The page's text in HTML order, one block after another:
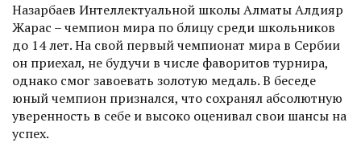
Назарбаев Интеллектуальной школы Алматы Алдияр
Жарас – чемпион мира по блицу среди школьников
до 14 лет. На свой первый чемпионат мира в Сербии
он приехал, не будучи в числе фаворитов турнира,
однако смог завое­вать золотую медаль. В беседе
юный чемпион признался, что сохранял абсолютную
уверенность в себе и высоко оценивал свои шансы на
успех.